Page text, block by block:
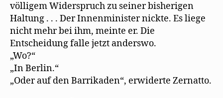
völligem Widerspruch zu seiner bisherigen
Haltung . . . Der Innenminister nickte. Es liege
nicht mehr bei ihm, meinte er. Die
Entscheidung falle jetzt anderswo.
„Wo?“
„In Berlin.“
„Oder auf den Barrikaden“, erwiderte Zernatto.